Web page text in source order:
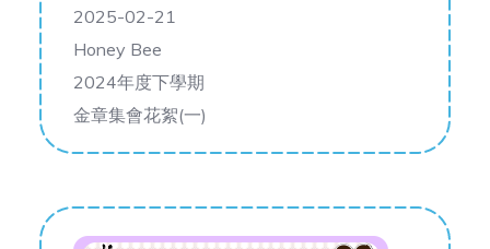
2025-02-21
Honey Bee
2024年度下學期
金章集會花絮(一)